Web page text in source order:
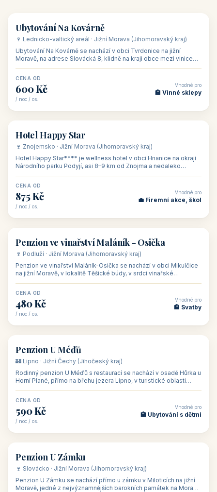
🏡 penzion
Ubytování Na Kovárně
🍷 Lednicko-valtický areál · Jižní Morava (Jihomoravský kraj)
Ubytování Na Kovárně se nachází v obci Tvrdonice na jižní
Moravě, na adrese Slovácká 8, klidně na kraji obce mezi vinicemi,
CENA OD
600 Kč
/ noc / os.
Vhodné pro
🏨 Vinné sklepy
🏨 hotel
Hotel Happy Star
🍷 Znojemsko · Jižní Morava (Jihomoravský kraj)
Hotel Happy Star**** je wellness hotel v obci Hnanice na okraji
Národního parku Podyjí, asi 8–9 km od Znojma a nedaleko
CENA OD
875 Kč
/ noc / os.
Vhodné pro
💼 Firemní akce, škol
🏡 penzion
Penzion ve vinařství Maláník - Osička
🍷 Podluží · Jižní Morava (Jihomoravský kraj)
Penzion ve vinařství Maláník-Osička se nachází v obci Mikulčice
na jižní Moravě, v lokalitě Těšické búdy, v srdci vinařské
CENA OD
480 Kč
/ noc / os.
Vhodné pro
🏨 Svatby
🏡 penzion
Penzion U Méďů
🏰 Lipno · Jižní Čechy (Jihočeský kraj)
Rodinný penzion U Méďů s restaurací se nachází v osadě Hůrka u
Horní Plané, přímo na břehu jezera Lipno, v turistické oblasti
CENA OD
590 Kč
/ noc / os.
Vhodné pro
🏨 Ubytování s dětmi
🏡 penzion
Penzion U Zámku
🍷 Slovácko · Jižní Morava (Jihomoravský kraj)
Penzion U Zámku se nachází přímo u zámku v Miloticích na jižní
Moravě, jedné z nejvýznamnějších barokních památek na Moravě,